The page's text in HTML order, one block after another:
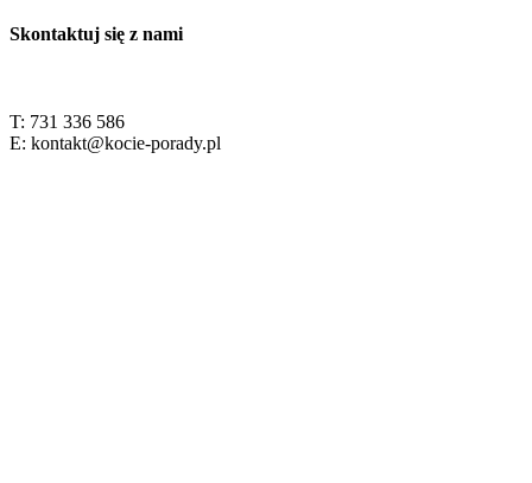
Skontaktuj się z nami
T: 731 336 586
E: kontakt@kocie-porady.pl